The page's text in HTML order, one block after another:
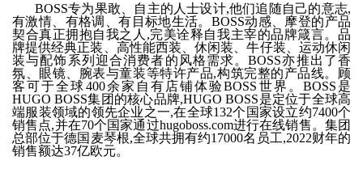
BOSS专为果敢、自主的人士设计,他们追随自己的意志,
有激情、有格调、有目标地生活。 BOSS动感、摩登的产品
契合真正拥抱自我之人,完美诠释自我主宰的品牌箴言。品
牌提供经典正装、高性能西装、休闲装、牛仔装、运动休闲
装与配饰系列迎合消费者的风格需求。BOSS亦推出了香
氛、眼镜、腕表与童装等特许产品,构筑完整的产品线。顾
客可于全球400余家自有店铺体验BOSS 世界。 BOSS 是
HUGO BOSS集团的核心品牌,HUGO BOSS是定位于全球高
端服装领域的领先企业之一,在全球132个国家设立约7400个
销售点,并在70个国家通过hugoboss.com进行在线销售。集团
总部位于德国麦琴根,全球共拥有约17000名员工,2022财年的
销售额达37亿欧元。